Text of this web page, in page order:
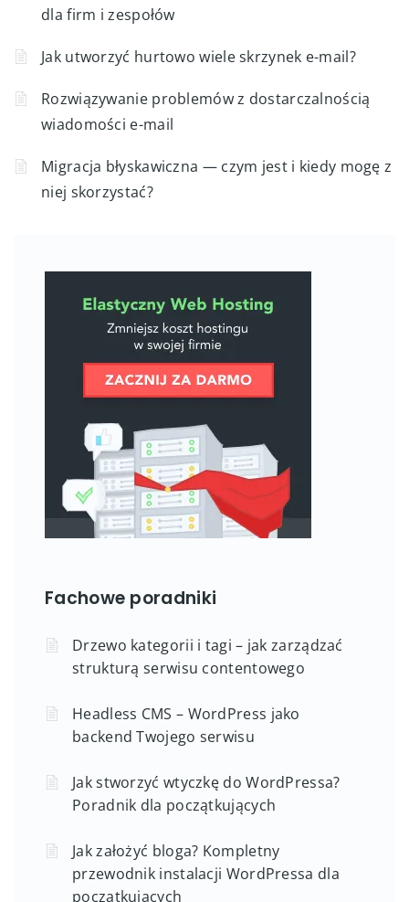
dla firm i zespołów
Jak utworzyć hurtowo wiele skrzynek e-mail?
Rozwiązywanie problemów z dostarczalnością
wiadomości e-mail
Migracja błyskawiczna — czym jest i kiedy mogę z
niej skorzystać?
Fachowe poradniki
Drzewo kategorii i tagi – jak zarządzać
strukturą serwisu contentowego
Headless CMS – WordPress jako
backend Twojego serwisu
Jak stworzyć wtyczkę do WordPressa?
Poradnik dla początkujących
Jak założyć bloga? Kompletny
przewodnik instalacji WordPressa dla
początkujących